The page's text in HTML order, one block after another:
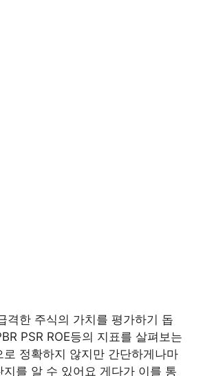
격한 주식의 가치를 평가하기 돕
PSR ROE등의 지표를 살펴보는
정확하지 않지만 간단하게나마
지를 알 수 있어요 게다가 이를 통